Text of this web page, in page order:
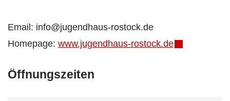
Email: info@jugendhaus-rostock.de
Homepage: www.jugendhaus-rostock.de
Öffnungszeiten